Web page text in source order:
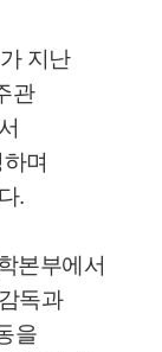
지난
관
며
.
본부에서
독과
을